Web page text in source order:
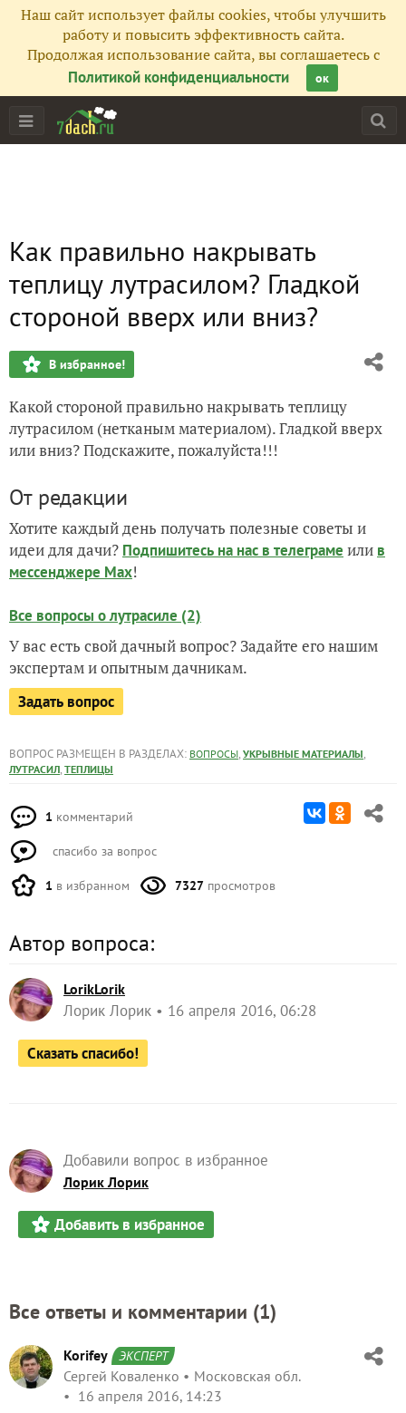
Наш сайт использует файлы cookies, чтобы улучшить
работу и повысить эффективность сайта.
Продолжая использование сайта, вы соглашаетесь с
Политикой конфиденциальности
ок
Как правильно накрывать
теплицу лутрасилом? Гладкой
стороной вверх или вниз?
В избранное!
Какой стороной правильно накрывать теплицу
лутрасилом (нетканым материалом). Гладкой вверх
или вниз? Подскажите, пожалуйста!!!
От редакции
Хотите каждый день получать полезные советы и
идеи для дачи? Подпишитесь на нас в телеграме или в
мессенджере Max!
Все вопросы о лутрасиле (2)
У вас есть свой дачный вопрос? Задайте его нашим
экспертам и опытным дачникам.
Задать вопрос
ВОПРОС РАЗМЕЩЕН В РАЗДЕЛАХ: ВОПРОСЫ, УКРЫВНЫЕ МАТЕРИАЛЫ,
ЛУТРАСИЛ, ТЕПЛИЦЫ
1 комментарий
спасибо за вопрос
1 в избранном 7327 просмотров
Автор вопроса:
LorikLorik
Лорик Лорик 16 апреля 2016, 06:28
Сказать спасибо!
Добавили вопрос в избранное
Лорик Лорик
Добавить в избранное
Все ответы и комментарии (1)
Korifey ЭКСПЕРТ
Сергей Коваленко
Московская обл.
16 апреля 2016, 14:23